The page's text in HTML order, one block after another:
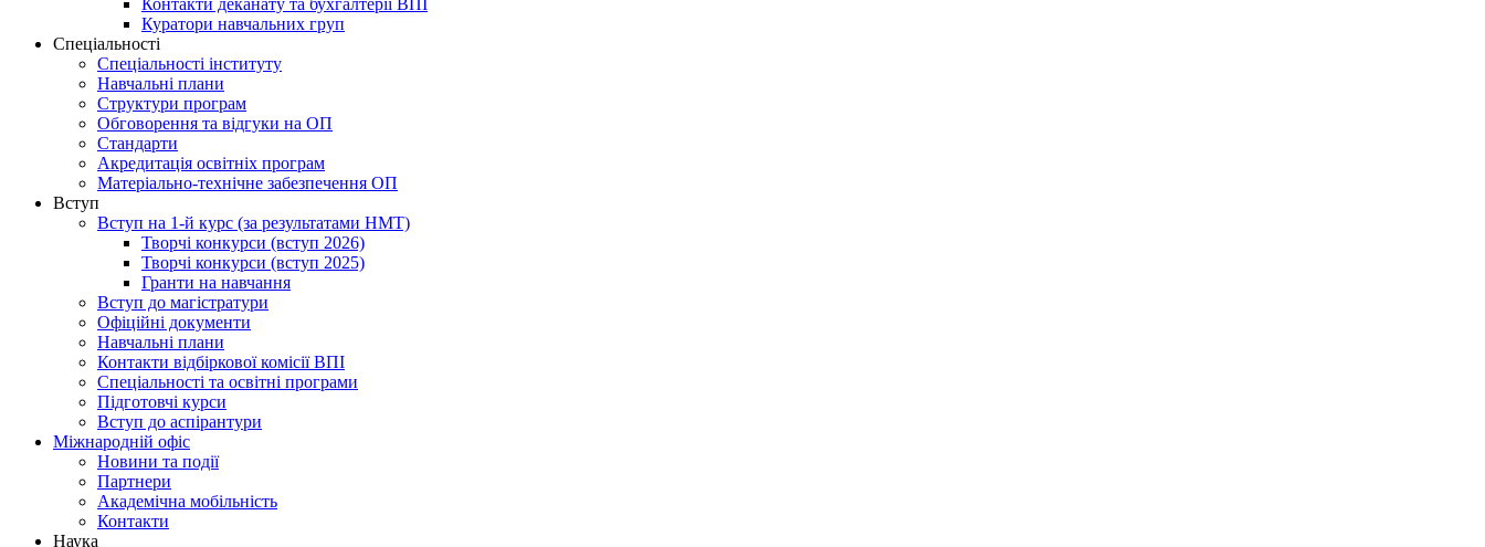
Куратори навчальних груп
Спеціальності
Спеціальності інституту
Навчальні плани
Структури програм
Обговорення та відгуки на ОП
Стандарти
Акредитація освітніх програм
Матеріально-технічне забезпечення ОП
Вступ
Вступ на 1-й курс (за результатами НМТ)
Творчі конкурси (вступ 2026)
Творчі конкурси (вступ 2025)
Гранти на навчання
Вступ до магістратури
Офіційні документи
Навчальні плани
Контакти відбіркової комісії ВПІ
Спеціальності та освітні програми
Підготовчі курси
Вступ до аспірантури
Міжнародній офіс
Новини та події
Партнери
Академічна мобільність
Контакти
Наука